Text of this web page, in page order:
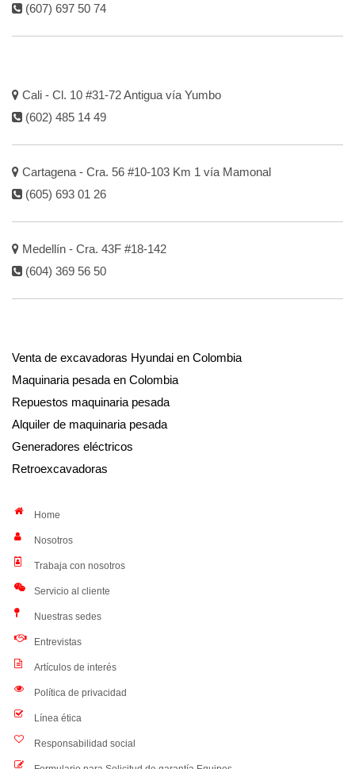
(607) 697 50 74
Cali - Cl. 10 #31-72 Antigua vía Yumbo
(602) 485 14 49
Cartagena - Cra. 56 #10-103 Km 1 vía Mamonal
(605) 693 01 26
Medellín - Cra. 43F #18-142
(604) 369 56 50
Venta de excavadoras Hyundai en Colombia
Maquinaria pesada en Colombia
Repuestos maquinaria pesada
Alquiler de maquinaria pesada
Generadores eléctricos
Retroexcavadoras
Home
Nosotros
Trabaja con nosotros
Servicio al cliente
Nuestras sedes
Entrevistas
Artículos de interés
Política de privacidad
Línea ética
Responsabilidad social